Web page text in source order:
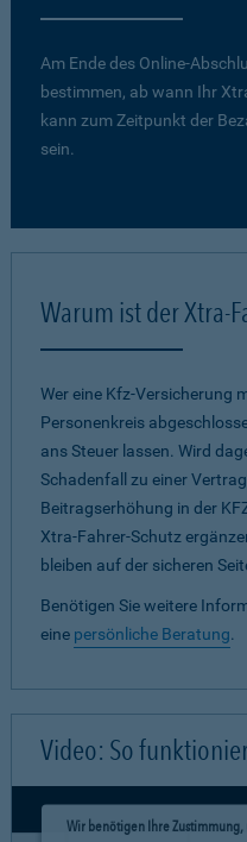
Am Ende des Online-
bestimmen, ab wann Ihr
kann zum Zeitpunkt der
sein.
Warum ist der Xtra-
Wer eine Kfz-Versicherung
Personenkreis
ans Steuer lassen. Wird
Schadenfall zu einer
Beitragserhöhung in der
Xtra-Fahrer-Schutz
bleiben auf der sicheren
Benötigen Sie weitere
eine persönliche Beratung.
Video: So
Wir benötigen Ihre Zustimmung,